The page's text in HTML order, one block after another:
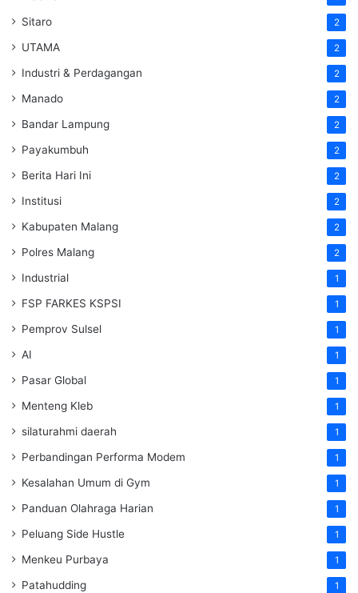
Sitaro 2
UTAMA 2
Industri & Perdagangan 2
Manado 2
Bandar Lampung 2
Payakumbuh 2
Berita Hari Ini 2
Institusi 2
Kabupaten Malang 2
Polres Malang 2
Industrial 1
FSP FARKES KSPSI 1
Pemprov Sulsel 1
AI 1
Pasar Global 1
Menteng Kleb 1
silaturahmi daerah 1
Perbandingan Performa Modem 1
Kesalahan Umum di Gym 1
Panduan Olahraga Harian 1
Peluang Side Hustle 1
Menkeu Purbaya 1
Patahudding 1